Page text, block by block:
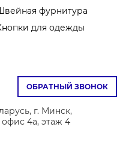
фурнитура
для одежды
ОБРАТНЫЙ ЗВОНОК
г. Минск,
4а, этаж 4